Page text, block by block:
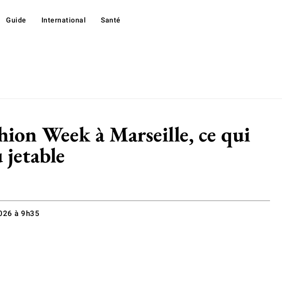
Guide International Santé
Week à Marseille, ce qui
jetable
à 9h35